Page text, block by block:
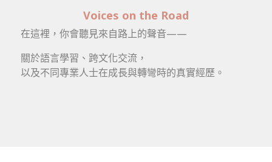
Voices on the Road
在這裡，你會聽見來自路上的聲音——
關於語言學習、跨文化交流，
以及不同專業人士在成長與轉彎時的真實經歷。